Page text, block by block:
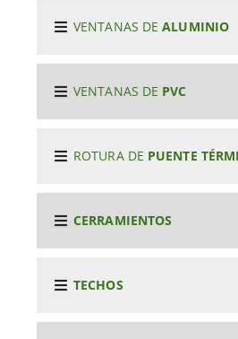
VENTANAS DEALUMINIO
VENTANAS DE PVC
ROTURA DE PUENTE
CERRAMIENTOS
TECHOS